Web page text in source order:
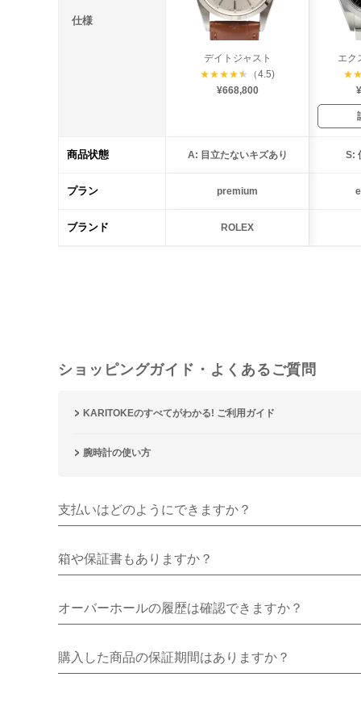
仕様
デイトジャスト
★★★★★
（4.5)
¥668,800
エク
★
商品状態 A: 目立たないキズあり S:
プラン premium
ブランド ROLEX
ショッピングガイド・よくあるご質問
KARITOKEのすべてがわかる! ご利用ガイド
腕時計の使い方
支払いはどのようにできますか？
箱や保証書もありますか？
オーバーホールの履歴は確認できますか？
購入した商品の保証期間はありますか？